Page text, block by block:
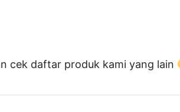
cek daftar produk kami yang lain